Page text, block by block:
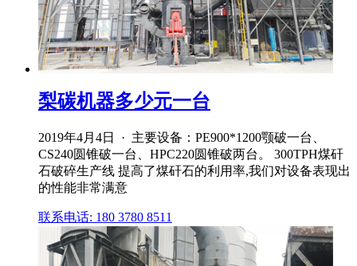
梨碳机器多少元一台
2019年4月4日 · 主要设备：PE900*1200颚破一台、
CS240圆锥破一台、HPC220圆锥破两台。 300TPH煤矸
石破碎生产线 提高了煤矸石的利用率,我们对设备表现出
的性能非常满意
联系电话: 180 3780 8511